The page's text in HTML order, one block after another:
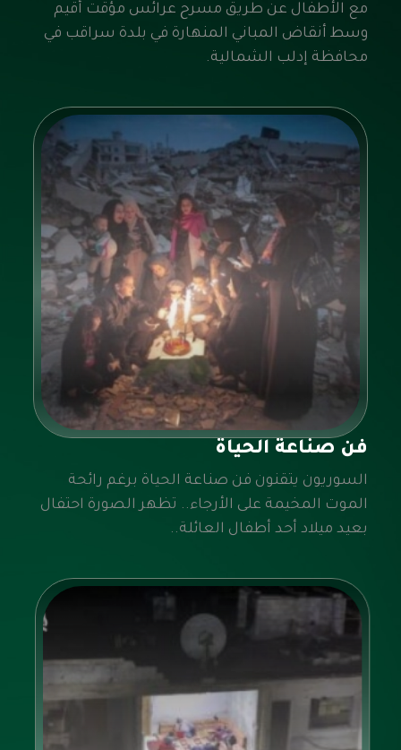
مع الأطفال عن طريق مسرح عرائس مؤقت أقيم
وسط أنقاض المباني المنهارة في بلدة سراقب في
محافظة إدلب الشمالية.
فن صناعة الحياة
السوريون يتقنون فن صناعة الحياة برغم رائحة
الموت المخيمة على الأرجاء.. تظهر الصورة احتفال
بعيد ميلاد أحد أطفال العائلة..